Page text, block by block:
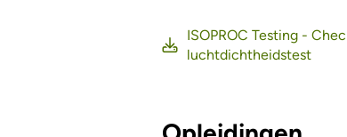
ISOPROC Testing -
luchtdichtheidstest